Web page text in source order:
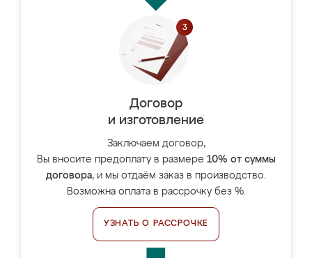
Договор
и изготовление
Заключаем договор,
Вы вносите предоплату в размере 10% от суммы
договора, и мы отдаём заказ в производство.
Возможна оплата в рассрочку без %.
УЗНАТЬ О РАССРОЧКЕ